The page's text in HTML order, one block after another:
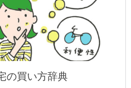
の買い方辞典